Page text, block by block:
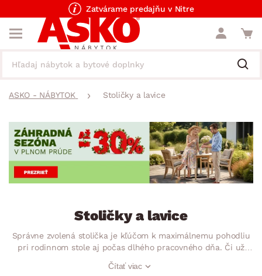
Zatvárame predajňu v Nitre
ASKO - NÁBYTOK Stoličky a lavice
Stoličky a lavice
Správne zvolená stolička je kľúčom k maximálnemu pohodliu
pri rodinnom stole aj počas dlhého pracovného dňa. Či už
z našej širokej ponuky si ľahko vyberiete. Zvoliť môžete
Čítať viac